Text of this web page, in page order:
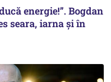
energie!”. Bogdan
seara, iarna și în